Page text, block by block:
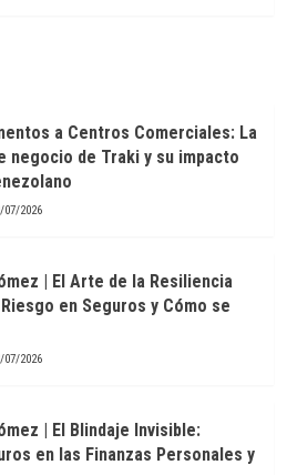
a Centros Comerciales: La
negocio de Traki y su impacto
07/2026
| El Arte de la Resiliencia
en Seguros y Cómo se
07/2026
| El Blindaje Invisible:
en las Finanzas Personales y